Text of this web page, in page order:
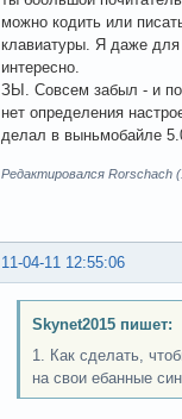
можно кодить или
клавиатуры. Я даже
интересно.
ЗЫ. Совсем забыл - и
нет определения
делал в выньмобайле
Редактировался Rorschach
11-04-11 12:55:06
Skynet2015 пишет:
1. Как сделать,
на свои ебанные